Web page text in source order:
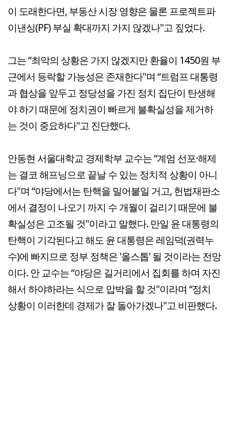
이 도래한다면, 부동산 시장 영향은 물론 프로젝트파
이낸싱(PF) 부실 확대까지 가지 않겠나"고 짚었다.
그는 “최악의 상황은 가지 않겠지만 환율이 1450원 부
근에서 등락할 가능성은 존재한다"며 “트럼프 대통령
과 협상을 앞두고 정당성을 가진 정치 집단이 탄생해
야 하기 때문에 정치권이 빠르게 불확실성을 제거하
는 것이 중요하다"고 진단했다.
안동현 서울대학교 경제학부 교수는 “계엄 선포·해제
는 결코 해프닝으로 끝날 수 있는 정치적 상황이 아니
다"며 “야당에서는 탄핵을 밀어붙일 거고, 헌법재판소
에서 결정이 나오기 까지 수 개월이 걸리기 때문에 불
확실성은 고조될 것"이라고 말했다. 만일 윤 대통령의
탄핵이 기각된다고 해도 윤 대통령은 레임덕(권력누
수)에 빠지므로 정부 정책은 '올스톱' 될 것이라는 전망
이다. 안 교수는 “야당은 길거리에서 집회를 하며 자진
해서 하야하라는 식으로 압박을 할 것"이라며 “정치
상황이 이러한데 경제가 잘 돌아가겠나"고 비판했다.